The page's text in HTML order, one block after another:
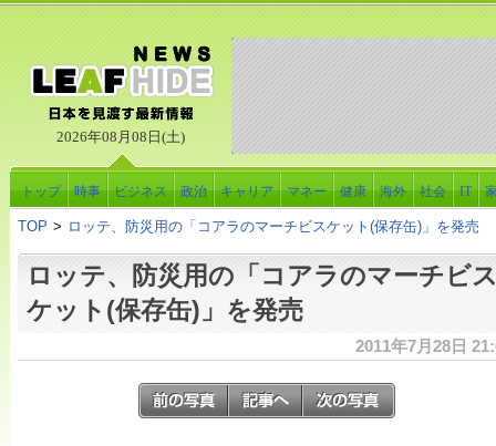
2026年08月08日(土)
トップ 時事 ビジネス 政治 キャリア マネー 健康 海外 社会 IT
TOP > ロッテ、防災用の「コアラのマーチビスケット(保存缶)」を発売
ロッテ、防災用の「コアラのマーチビ
ケット(保存缶)」を発売
2011年7月28日